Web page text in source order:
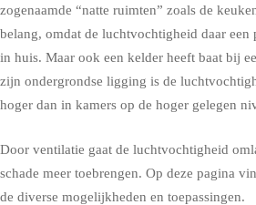
zogenaamde “natte ruimten” zoals de
belang, omdat de luchtvochtigheid daar een
in huis. Maar ook een kelder heeft baat bij
zijn ondergrondse ligging is de
hoger dan in kamers op de hoger gelegen
Door ventilatie gaat de luchtvochtigheid
schade meer toebrengen. Op deze pagina
de diverse mogelijkheden en toepassingen.